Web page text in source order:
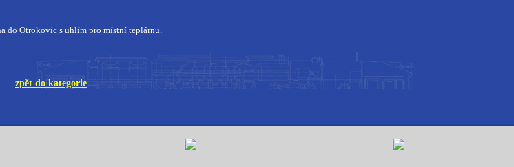
do Otrokovic s uhlím pro místní teplárnu.
zpět do kategorie